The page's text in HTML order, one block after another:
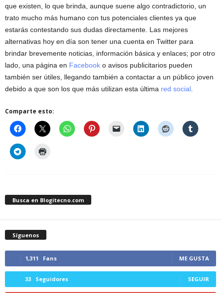
que existen, lo que brinda, aunque suene algo contradictorio, un
trato mucho más humano con tus potenciales clientes ya que
estarás contestando sus dudas directamente. Las mejores
alternativas hoy en día son tener una cuenta en Twitter para
brindar brevemente noticias, información básica y enlaces; por otro
lado, una página en Facebook o avisos publicitarios pueden
también ser útiles, llegando también a contactar a un público joven
debido a que son los que más utilizan esta última red social
Comparte esto:
Busca en Blogitecno.com
Síguenos
1,311 Fans ME GUSTA
33 Seguidores SEGUIR